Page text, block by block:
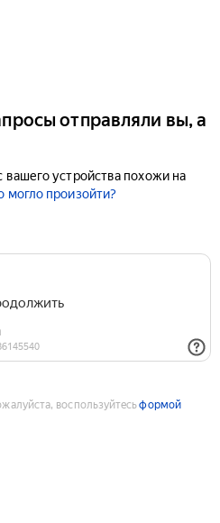
отправляли вы, а
устройства похожи на
могло произойти?
воспользуйтесьформой